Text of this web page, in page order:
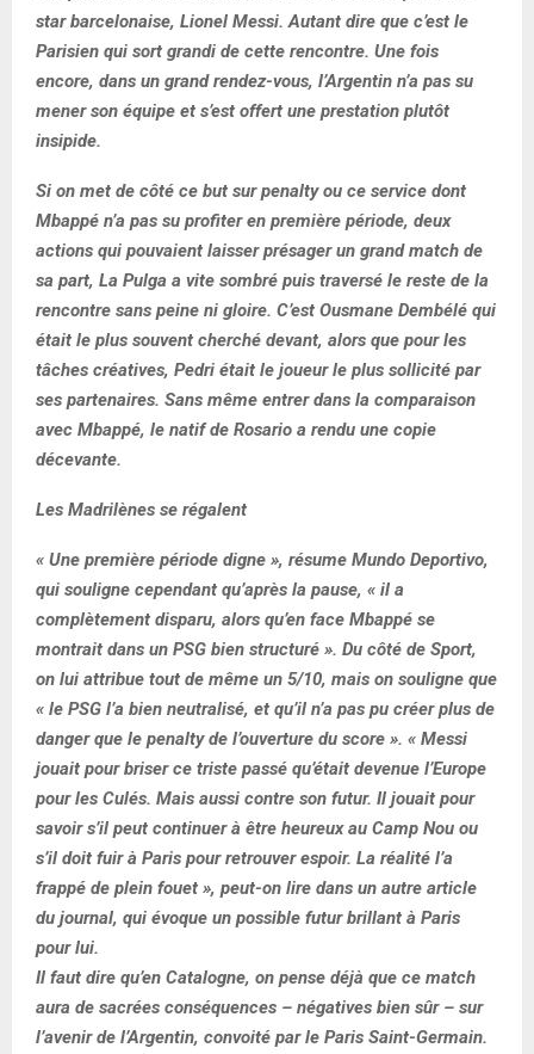
star barcelonaise, Lionel Messi. Autant dire que c’est le
Parisien qui sort grandi de cette rencontre. Une fois
encore, dans un grand rendez-vous, l’Argentin n’a pas su
mener son équipe et s’est offert une prestation plutôt
insipide.
Si on met de côté ce but sur penalty ou ce service dont
Mbappé n’a pas su profiter en première période, deux
actions qui pouvaient laisser présager un grand match de
sa part, La Pulga a vite sombré puis traversé le reste de la
rencontre sans peine ni gloire. C’est Ousmane Dembélé qui
était le plus souvent cherché devant, alors que pour les
tâches créatives, Pedri était le joueur le plus sollicité par
ses partenaires. Sans même entrer dans la comparaison
avec Mbappé, le natif de Rosario a rendu une copie
décevante.
Les Madrilènes se régalent
« Une première période digne », résume Mundo Deportivo,
qui souligne cependant qu’après la pause, « il a
complètement disparu, alors qu’en face Mbappé se
montrait dans un PSG bien structuré ». Du côté de Sport,
on lui attribue tout de même un 5/10, mais on souligne que
« le PSG l’a bien neutralisé, et qu’il n’a pas pu créer plus de
danger que le penalty de l’ouverture du score ». « Messi
jouait pour briser ce triste passé qu’était devenue l’Europe
pour les Culés. Mais aussi contre son futur. Il jouait pour
savoir s’il peut continuer à être heureux au Camp Nou ou
s’il doit fuir à Paris pour retrouver espoir. La réalité l’a
frappé de plein fouet », peut-on lire dans un autre article
du journal, qui évoque un possible futur brillant à Paris
pour lui.
Il faut dire qu’en Catalogne, on pense déjà que ce match
aura de sacrées conséquences – négatives bien sûr – sur
l’avenir de l’Argentin, convoité par le Paris Saint-Germain.